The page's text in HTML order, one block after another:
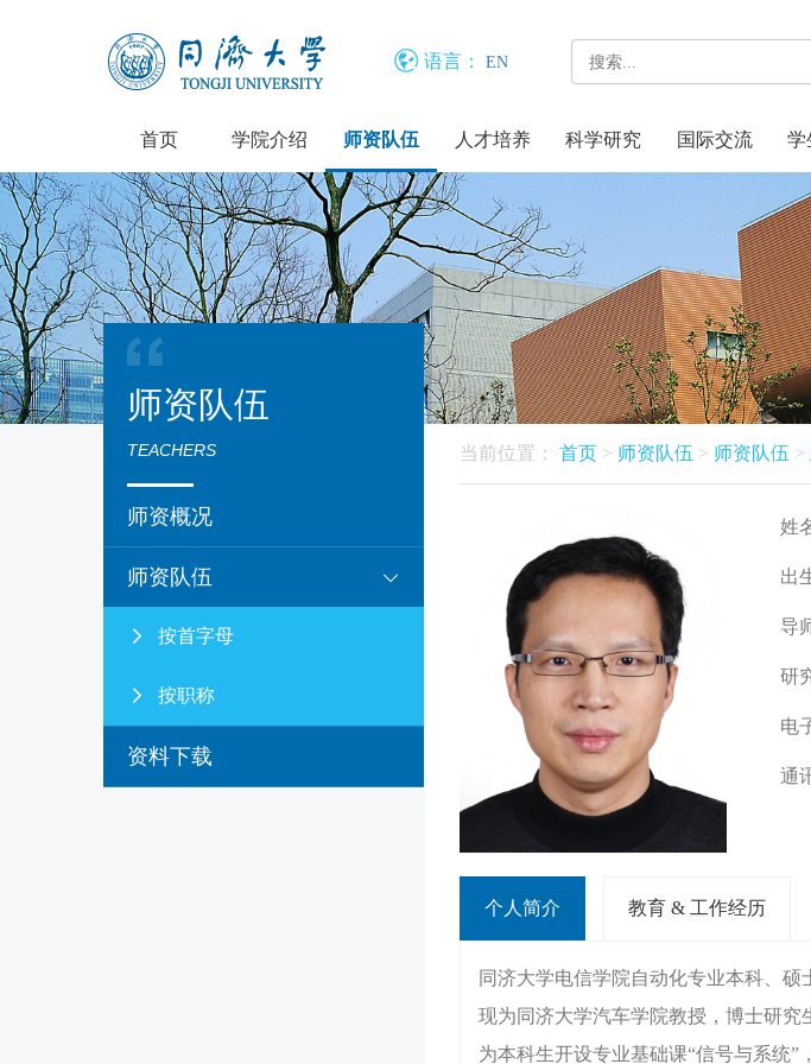
语言： EN
首页 学院介绍 师资队伍 人才培养 科学研究 国际交流 学
师资队伍
TEACHERS
师资概况
师资队伍
按首字母
按职称
资料下载
当前位置： 首页 > 师资队伍 > 师资队伍 >
姓
出
导
研
电
通
个人简介 教育 & 工作经历
同济大学电信学院自动化专业本科、硕
现为同济大学汽车学院教授，博士研究
为本科生开设专业基础课“信号与系统”